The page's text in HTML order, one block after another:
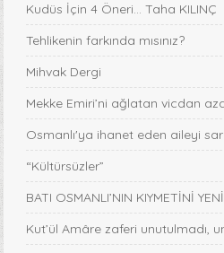
Kudüs İçin 4 Öneri... Taha KILINÇ
Tehlikenin farkında mısınız?
Mihvak Dergi
Mekke Emiri’ni ağlatan vicdan
Osmanlı'ya ihanet eden aileyi
“Kültürsüzler”
BATI OSMANLI’NIN KIYMETİNİ
Kut’ül Amâre zaferi unutulmadı,